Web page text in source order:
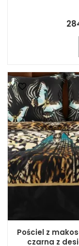
Pościel z
czarna z